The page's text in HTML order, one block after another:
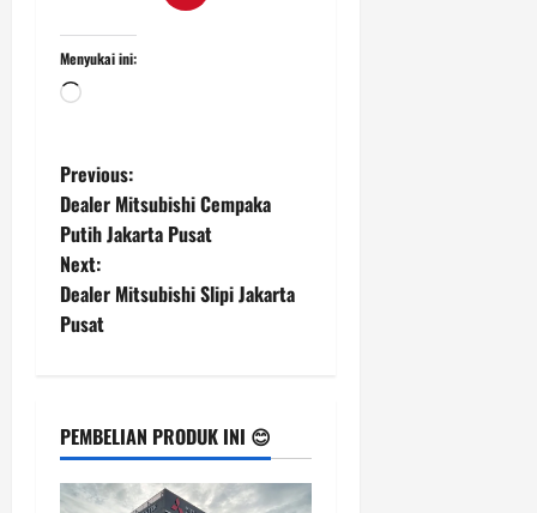
Menyukai ini:
Memuat...
P
o
s
t
a
v
Previous:
Dealer Mitsubishi Cempaka
Putih Jakarta Pusat
Next:
Dealer Mitsubishi Slipi Jakarta
Pusat
PEMBELIAN PRODUK INI 😊